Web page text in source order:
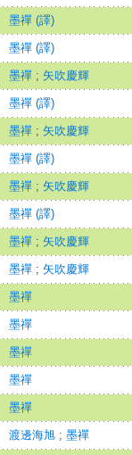
墨禪 (譯)
墨禪 (譯)
墨禪 ; 矢吹慶輝
墨禪 (譯)
墨禪 ; 矢吹慶輝
墨禪 (譯)
墨禪 ; 矢吹慶輝
墨禪 (譯)
墨禪 ; 矢吹慶輝
墨禪 ; 矢吹慶輝
墨禪
墨禪
墨禪
墨禪
墨禪
渡邊海旭 ; 墨禪